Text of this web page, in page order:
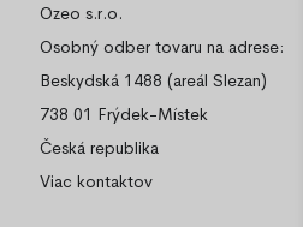
Ozeo s.r.o.
Osobný odber tovaru na adrese:
Beskydská 1488 (areál Slezan)
738 01 Frýdek-Místek
Česká republika
Viac kontaktov